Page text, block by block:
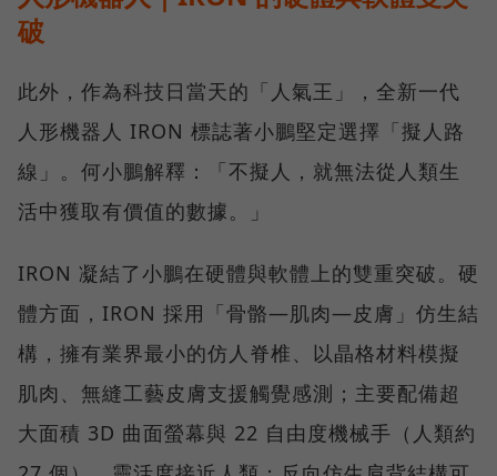
破
此外，作為科技日當天的「人氣王」，全新一代
人形機器人 IRON 標誌著小鵬堅定選擇「擬人路
線」。何小鵬解釋：「不擬人，就無法從人類生
活中獲取有價值的數據。」
IRON 凝結了小鵬在硬體與軟體上的雙重突破。硬
體方面，IRON 採用「骨骼—肌肉—皮膚」仿生結
構，擁有業界最小的仿人脊椎、以晶格材料模擬
肌肉、無縫工藝皮膚支援觸覺感測；主要配備超
大面積 3D 曲面螢幕與 22 自由度機械手（人類約